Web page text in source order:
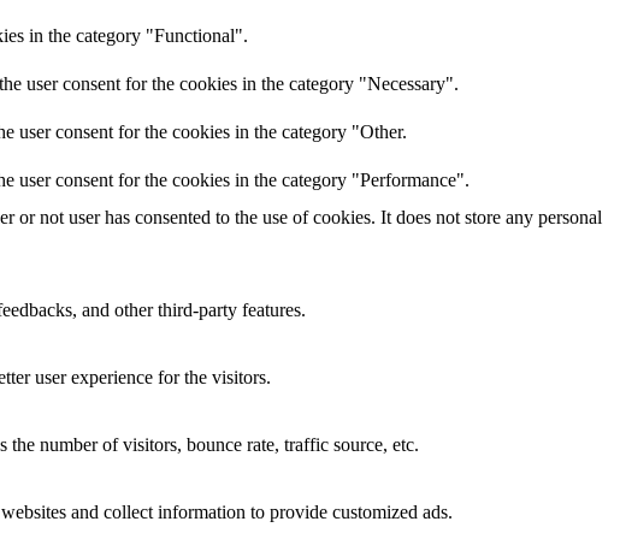
in the category "Functional".
user consent for the cookies in the category "Necessary".
user consent for the cookies in the category "Other.
user consent for the cookies in the category "Performance".
not user has consented to the use of cookies. It does not store any personal
and other third-party features.
user experience for the visitors.
number of visitors, bounce rate, traffic source, etc.
and collect information to provide customized ads.